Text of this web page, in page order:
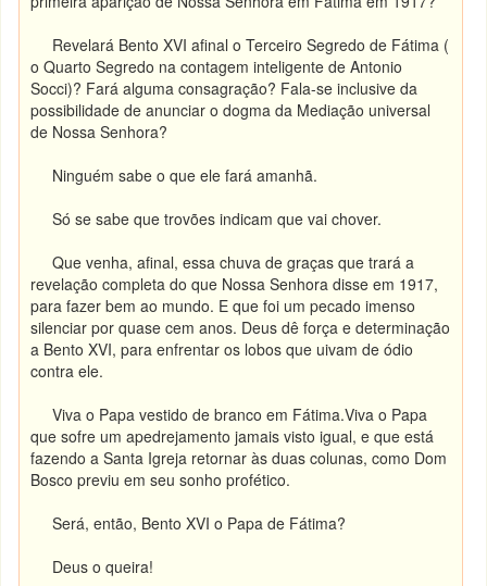
Revelará Bento XVI afinal o Terceiro Segredo de Fátima (
o Quarto Segredo na contagem inteligente de Antonio
Socci)? Fará alguma consagração? Fala-se inclusive da
possibilidade de anunciar o dogma da Mediação universal
de Nossa Senhora?
Ninguém sabe o que ele fará amanhã.
Só se sabe que trovões indicam que vai chover.
Que venha, afinal, essa chuva de graças que trará a
revelação completa do que Nossa Senhora disse em 1917,
para fazer bem ao mundo. E que foi um pecado imenso
silenciar por quase cem anos. Deus dê força e determinação
a Bento XVI, para enfrentar os lobos que uivam de ódio
contra ele.
Viva o Papa vestido de branco em Fátima.Viva o Papa
que sofre um apedrejamento jamais visto igual, e que está
fazendo a Santa Igreja retornar às duas colunas, como Dom
Bosco previu em seu sonho profético.
Será, então, Bento XVI o Papa de Fátima?
Deus o queira!